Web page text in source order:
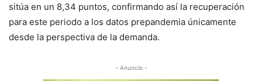
sitúa en un 8,34 puntos, confirmando así la recuperación
para este periodo a los datos prepandemia únicamente
desde la perspectiva de la demanda.
- Anuncio -